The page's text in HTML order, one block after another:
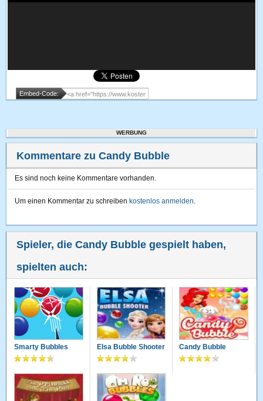
Embed-Code:
WERBUNG
Kommentare zu Candy Bubble
Es sind noch keine Kommentare vorhanden.
Um einen Kommentar zu schreiben kostenlos anmelden.
Spieler, die Candy Bubble gespielt haben,
spielten auch:
Smarty Bubbles Elsa Bubble Shooter Candy Bubble